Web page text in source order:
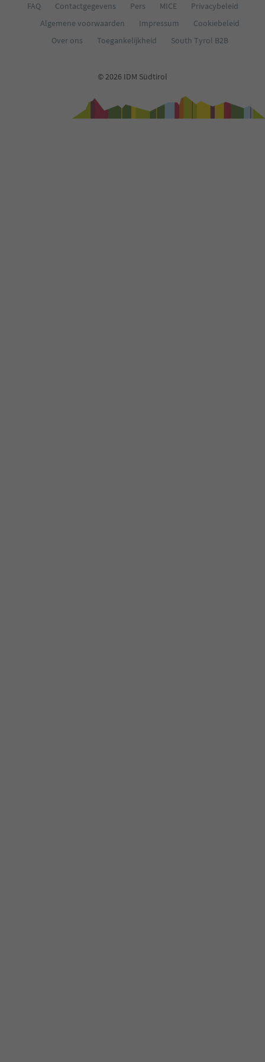
FAQ Contactgegevens Pers MICE
Privacybeleid
Algemene voorwaarden
Impressum
Cookiebeleid
Over ons
Toegankelijkheid South Tyrol B2B
© 2026 IDM Südtirol